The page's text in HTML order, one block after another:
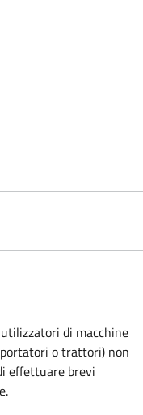
di macchine
o trattori) non
effettuare brevi